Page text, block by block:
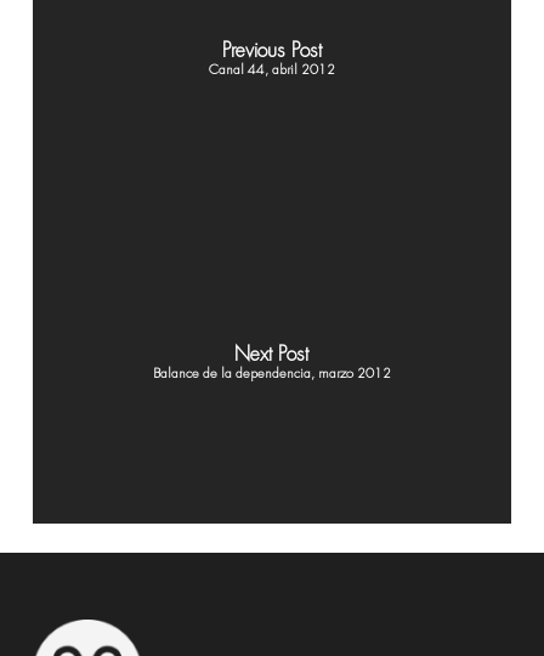
Previous Post
Canal 44, abril 2012
Next Post
Balance de la dependencia, marzo 2012